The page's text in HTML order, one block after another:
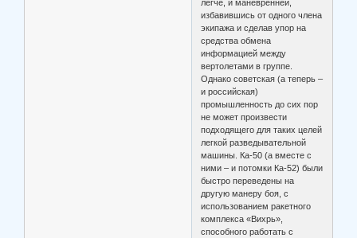
легче, и маневренней,
избавившись от одного члена
экипажа и сделав упор на
средства обмена
информацией между
вертолетами в группе.
Однако советская (а теперь –
и российская)
промышленность до сих пор
не может произвести
подходящего для таких целей
легкой разведывательной
машины. Ка-50 (а вместе с
ними – и потомки Ка-52) были
быстро переведены на
другую манеру боя, с
использованием ракетного
комплекса «Вихрь»,
способного работать с